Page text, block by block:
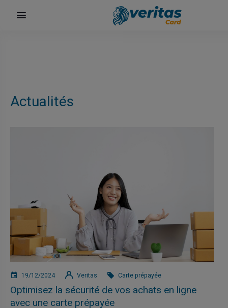
Actualités
19/12/2024 Veritas Carte prépayée
Optimisez la sécurité de vos achats en ligne
avec une carte prépayée